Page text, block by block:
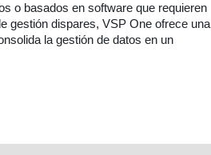
o basados en software que requieren
gestión dispares, VSP One ofrece una
la gestión de datos en un